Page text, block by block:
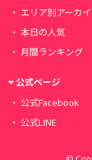
エリア別アーカ
本日の人気
月間ランキング
公式ページ
公式Facebook
公式LINE